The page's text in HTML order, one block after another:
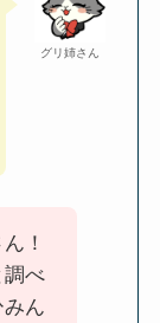
グリ姉さん
！
調べ
みん